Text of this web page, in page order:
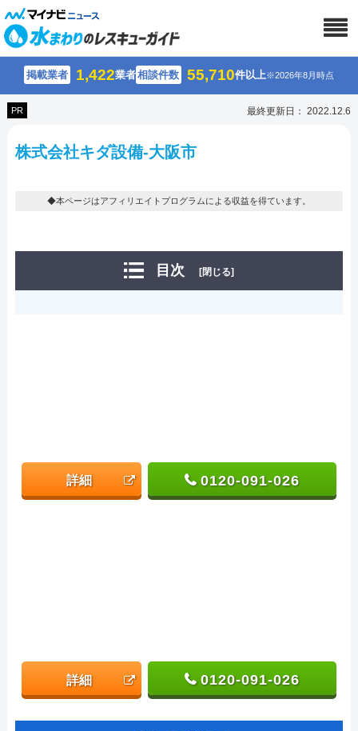
掲載業者 1,422業者相談件数 55,710件以上※2026年8月時点
PR 最終更新日： 2022.12.6
株式会社キダ設備-大阪市
◆本ページはアフィリエイトプログラムによる収益を得ています。
目次 [閉じる]
詳細 0120-091-026
詳細 0120-091-026